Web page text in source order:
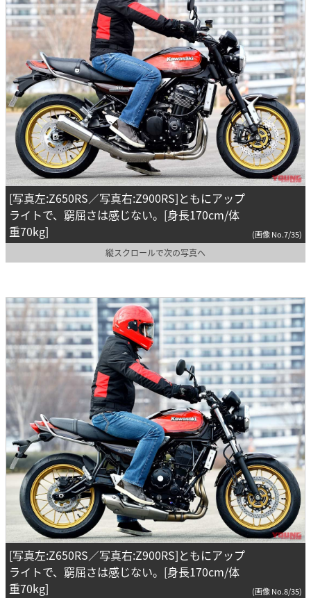
[写真左:Z650RS／写真右:Z900RS]ともにアップ
ライトで、窮屈さは感じない。[身長170cm/体
重70kg]
(画像 No.7/35)
縦スクロールで次の写真へ
[写真左:Z650RS／写真右:Z900RS]ともにアップ
ライトで、窮屈さは感じない。[身長170cm/体
重70kg]
(画像 No.8/35)